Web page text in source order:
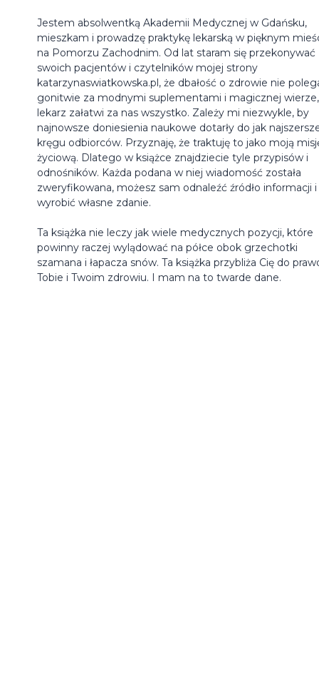
Jestem absolwentką Akademii Medycznej w Gdańsku,
mieszkam i prowadzę praktykę lekarską w pięknym
na Pomorzu Zachodnim. Od lat staram się przekonywać
swoich pacjentów i czytelników mojej strony
katarzynaswiatkowska.pl, że dbałość o zdrowie nie
gonitwie za modnymi suplementami i magicznej
lekarz załatwi za nas wszystko. Zależy mi niezwykle, by
najnowsze doniesienia naukowe dotarły do jak
kręgu odbiorców. Przyznaję, że traktuję to jako moją
życiową. Dlatego w książce znajdziecie tyle przypisów i
odnośników. Każda podana w niej wiadomość została
zweryfikowana, możesz sam odnaleźć źródło informacji i
wyrobić własne zdanie.
Ta książka nie leczy jak wiele medycznych pozycji, które
powinny raczej wylądować na półce obok grzechotki
szamana i łapacza snów. Ta książka przybliża Cię do
Tobie i Twoim zdrowiu. I mam na to twarde dane.